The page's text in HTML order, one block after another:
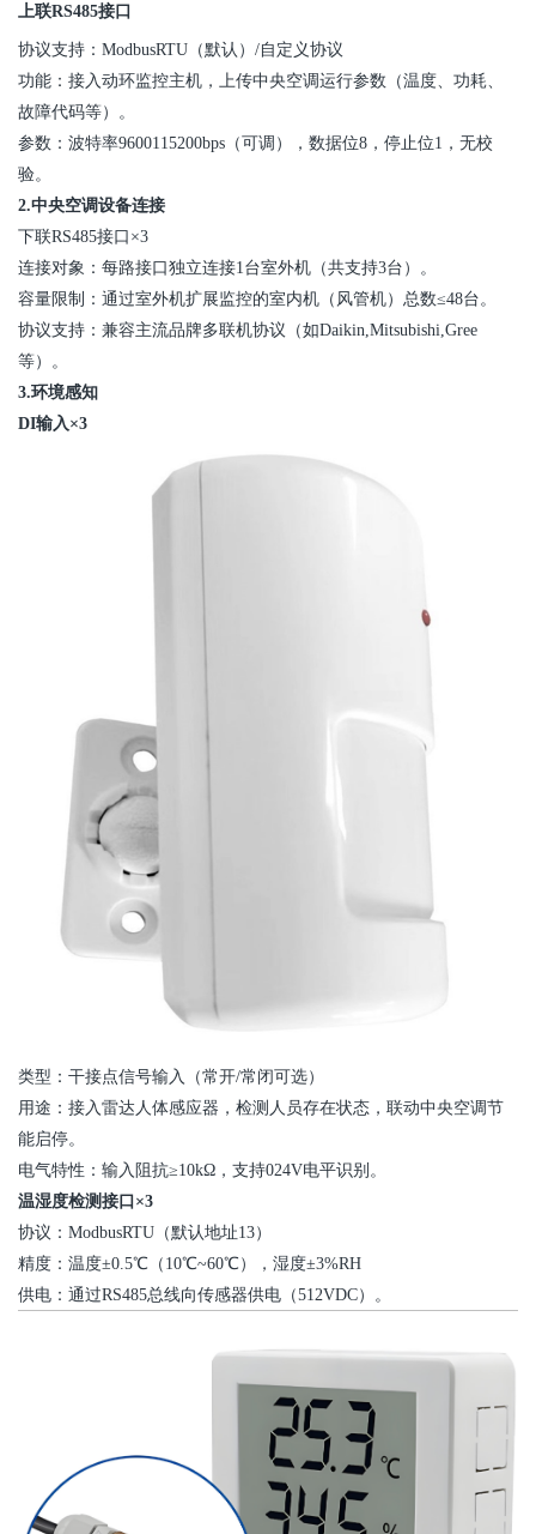
上联RS485接口
协议支持： ModbusRTU （默认）/自定义协议
功能： 接入动环监控主机，上传中央空调运行参数（温度、功耗、
故障代码等）。
参数：波特率9600115200bps（可调），数据位8，停止位1，无校
验。
2.中央空调设备连接
下联RS485接口×3
连接对象：每路接口独立连接1台室外机（共支持3台）。
容量限制：通过室外机扩展监控的室内机（风管机）总数≤48台。
协议支持：兼容主流品牌多联机协议（如Daikin,Mitsubishi,Gree
等）。
3.环境感知
DI输入×3
类型：干接点信号输入（常开/常闭可选）
用途：接入雷达人体感应器，检测人员存在状态，联动中央空调节
能启停。
电气特性：输入阻抗≥10kΩ，支持024V电平识别。
温湿度检测接口×3
协议： ModbusRTU （默认地址13）
精度：温度±0.5℃（10℃~60℃），湿度±3%RH
供电：通过RS485总线向传感器供电（512VDC）。